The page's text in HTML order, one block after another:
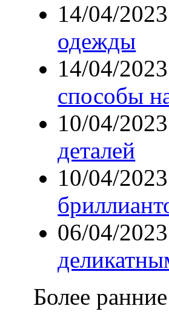
14/04/
одежды
14/04/
способы
10/04/
деталей
10/04/
06/04/
Более